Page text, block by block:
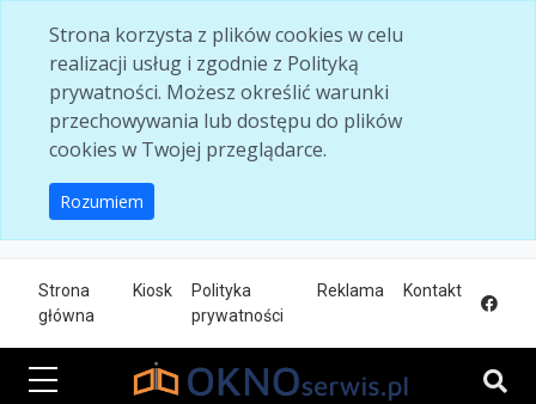
Strona korzysta z plików cookies w celu
realizacji usług i zgodnie z Polityką
prywatności. Możesz określić warunki
przechowywania lub dostępu do plików
cookies w Twojej przeglądarce.
Rozumiem
Strona
główna
Kiosk
Polityka
prywatności
Reklama Kontakt